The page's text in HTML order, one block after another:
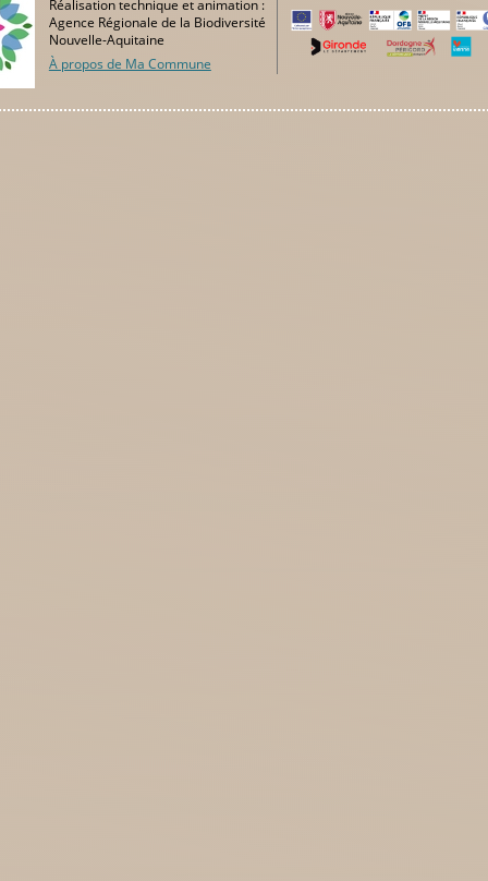
Réalisation technique et animation :
Agence Régionale de la Biodiversité
Nouvelle-Aquitaine
À propos de Ma Commune